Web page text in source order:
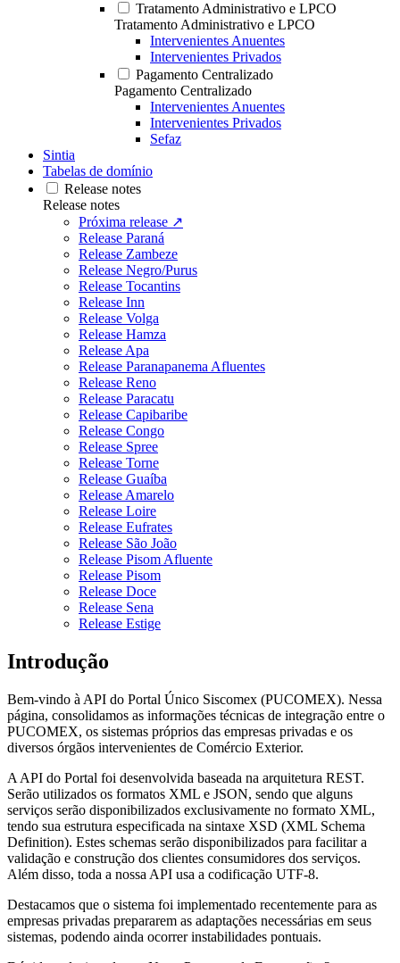
Tratamento Administrativo e LPCO
Tratamento Administrativo e LPCO
Intervenientes Anuentes
Intervenientes Privados
Pagamento Centralizado
Pagamento Centralizado
Intervenientes Anuentes
Intervenientes Privados
Sefaz
Sintia
Tabelas de domínio
Release notes
Release notes
Próxima release ↗
Release Paraná
Release Zambeze
Release Negro/Purus
Release Tocantins
Release Inn
Release Volga
Release Hamza
Release Apa
Release Paranapanema Afluentes
Release Reno
Release Paracatu
Release Capibaribe
Release Congo
Release Spree
Release Torne
Release Guaíba
Release Amarelo
Release Loire
Release Eufrates
Release São João
Release Pisom Afluente
Release Pisom
Release Doce
Release Sena
Release Estige
Introdução
Bem-vindo à API do Portal Único Siscomex (PUCOMEX). Nessa
página, consolidamos as informações técnicas de integração entre o
PUCOMEX, os sistemas próprios das empresas privadas e os
diversos órgãos intervenientes de Comércio Exterior.
A API do Portal foi desenvolvida baseada na arquitetura REST.
Serão utilizados os formatos XML e JSON, sendo que alguns
serviços serão disponibilizados exclusivamente no formato XML,
tendo sua estrutura especificada na sintaxe XSD (XML Schema
Definition). Estes schemas serão disponibilizados para facilitar a
validação e construção dos clientes consumidores dos serviços.
Além disso, toda a nossa API usa a codificação UTF-8.
Destacamos que o sistema foi implementado recentemente para as
empresas privadas prepararem as adaptações necessárias em seus
sistemas, podendo ainda ocorrer instabilidades pontuais.